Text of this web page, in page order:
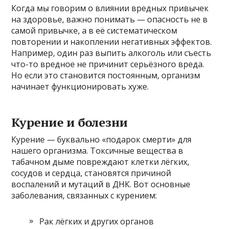
Когда мы говорим о влиянии вредных привычек
на здоровье, важно понимать — опасность не в
самой привычке, а в её систематическом
повторении и накоплении негативных эффектов.
Например, один раз выпить алкоголь или съесть
что-то вредное не причинит серьёзного вреда.
Но если это становится постоянным, организм
начинает функционировать хуже.
Курение и болезни
Курение — буквально «подарок смерти» для
нашего организма. Токсичные вещества в
табачном дыме повреждают клетки лёгких,
сосудов и сердца, становятся причиной
воспалений и мутаций в ДНК. Вот основные
заболевания, связанных с курением:
Рак лёгких и других органов